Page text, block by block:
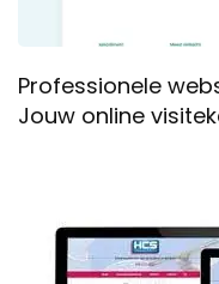
Professionele
Jouw online